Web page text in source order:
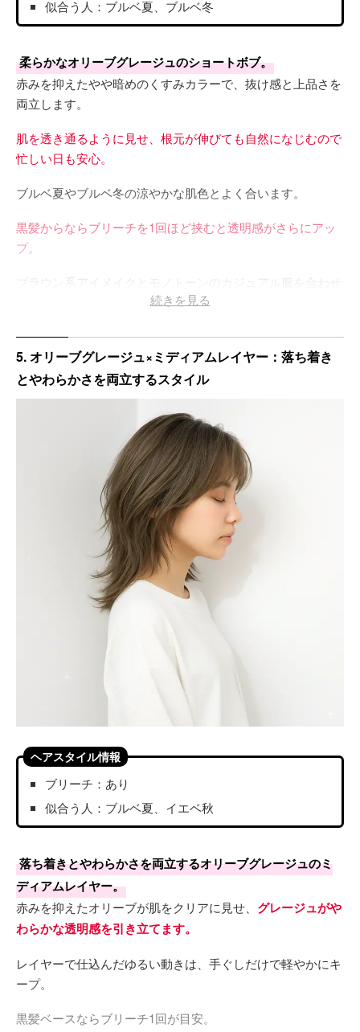
似合う人：ブルベ夏、ブルベ冬
柔らかなオリーブグレージュのショートボブ。
赤みを抑えたやや暗めのくすみカラーで、抜け感と上品さを
両立します。
肌を透き通るように見せ、根元が伸びても自然になじむので
忙しい日も安心。
ブルベ夏やブルベ冬の涼やかな肌色とよく合います。
黒髪からならブリーチを1回ほど挟むと透明感がさらにアッ
プ。
ブラウン系アイメイクとモノトーンのカジュアル服を合わせ
れば、都会的でこなれたムードに！
続きを見る
5. オリーブグレージュ×ミディアムレイヤー：落ち着き
とやわらかさを両立するスタイル
ヘアスタイル情報
ブリーチ：あり
似合う人：ブルベ夏、イエベ秋
落ち着きとやわらかさを両立するオリーブグレージュのミ
ディアムレイヤー。
赤みを抑えたオリーブが肌をクリアに見せ、 グレージュがや
わらかな透明感を引き立てます。
レイヤーで仕込んだゆるい動きは、手ぐしだけで軽やかにキ
ープ。
黒髪ベースならブリーチ1回が目安。